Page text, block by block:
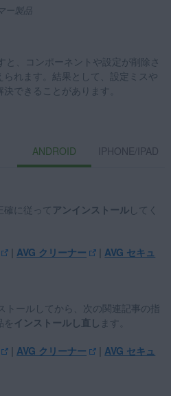
ー製品
/ Pro / Enterprise / Education
/ Enterprise - 32 / 64 ビット
Basic / Home Premium /
Ultimate - Service Pack 1 with
）
）
）
Sierra）
と、コンポーネントや設定が削除さ
れます。結果として、設定ミスや
できることがあります。
ANDROID IPHONE/IPAD
に従って アンインストールしてく
| AVG クリーナー | AVG セキュ
トールしてから、次の関連記事の指
を インストールし直し ます。
| AVG クリーナー | AVG セキュ